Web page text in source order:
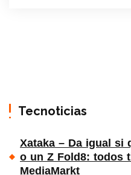
Tecnoticias
Xataka – Da igual si
o un Z Fold8: todos
MediaMarkt